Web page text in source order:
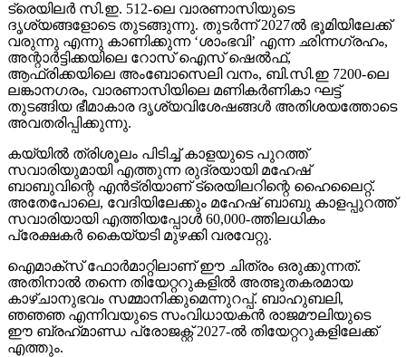
ട്രെയിലര്‍ സി.ഇ. 512-ലെ വാരണാസിയുടെ
ദൃശ്യങ്ങളോടെ തുടങ്ങുന്നു. തുടര്‍ന്ന് 2027ല്‍ ഭൂമിയിലേക്ക്
വരുന്നു എന്നു കാണിക്കുന്ന ‘ശാംഭവി’ എന്ന ഛിന്നഗ്രഹം,
അന്റാര്‍ട്ടിക്കയിലെ റോസ് ഐസ് ഷെല്‍ഫ്,
ആഫ്രിക്കയിലെ അംബോസെലി വനം, ബി.സി.ഇ 7200-ലെ
ലങ്കാനഗരം, വാരണാസിയിലെ മണികര്‍ണികാ ഘട്ട്
തുടങ്ങിയ ഭീമാകാര ദൃശ്യവിശേഷങ്ങള്‍ അതിശയത്തോടെ
അവതരിപ്പിക്കുന്നു.
കയ്യില്‍ ത്രിശൂലം പിടിച്ച് കാളയുടെ പുറത്ത്
സവാരിയുമായി എത്തുന്ന രുദ്രയായി മഹേഷ്
ബാബുവിന്റെ എന്‍ട്രിയാണ് ട്രെയിലറിന്റെ ഹൈലൈറ്റ്.
അതേപോലെ, വേദിയിലേക്കും മഹേഷ് ബാബു കാളപ്പുറത്ത്
സവാരിയായി എത്തിയപ്പോള്‍ 60,000-ത്തിലധികം
പ്രേക്ഷകര്‍ കൈയ്യടി മുഴക്കി വരവേറ്റു.
ഐമാക്‌സ് ഫോര്‍മാറ്റിലാണ് ഈ ചിത്രം ഒരുക്കുന്നത്.
അതിനാല്‍ തന്നെ തിയേറ്ററുകളില്‍ അത്ഭുതകരമായ
കാഴ്ചാനുഭവം സമ്മാനിക്കുമെന്നുറപ്പ്. ബാഹുബലി,
ഞഞഞ എന്നിവയുടെ സംവിധായകന്‍ രാജമൗലിയുടെ
ഈ ബ്രഹ്‌മാണ്ഡ പ്രോജക്റ്റ് 2027-ല്‍ തിയേറ്ററുകളിലേക്ക്
എത്തും.